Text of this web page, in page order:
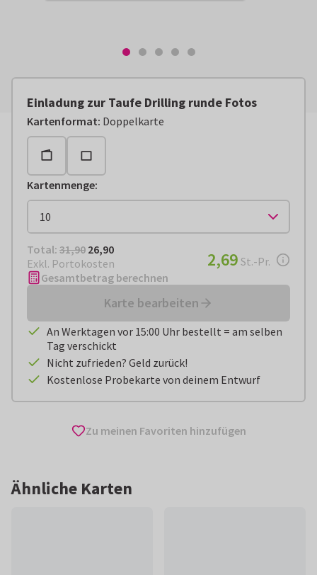
Einladung zur Taufe Drilling runde Fotos
Kartenformat: Doppelkarte
Kartenmenge:
Total: € 26,90
Total: 31,90 26,90
Exkl. Portokosten
€ 2,69pro Stück
2,69 St.-Pr.
Gesamtbetrag berechnen
Karte bearbeiten
An Werktagen vor 15:00 Uhr bestellt = am selben
Tag verschickt
Nicht zufrieden? Geld zurück!
Kostenlose Probekarte von deinem Entwurf
Zu meinen Favoriten hinzufügen
Ähnliche Karten